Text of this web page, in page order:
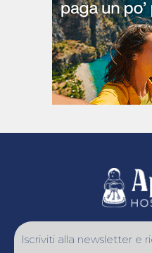
Iscriviti alla newsletter e